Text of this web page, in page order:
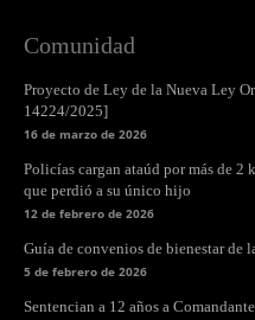
Comunidad
Proyecto de Ley de la Nueva Ley
14224/2025]
16 de marzo de 2026
Policías cargan ataúd por más de 2
que perdió a su único hijo
12 de febrero de 2026
Guía de convenios de bienestar de
5 de febrero de 2026
Sentencian a 12 años a